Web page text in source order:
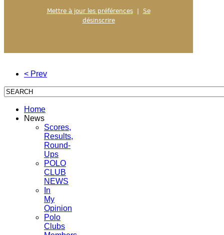
Mettre à jour les préférences| Se
désinscrire
< Prev
Home
News
Scores,
Results,
Round-
Ups
POLO
CLUB
NEWS
In
My
Opinion
Polo
Clubs